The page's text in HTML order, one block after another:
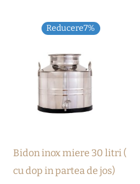
Reducere7%
Bidon inox miere 30 litri (
cu dop in partea de jos)
Prețul
inițial
fost:
449,00 lei.
Prețul
curent
417,00 lei.